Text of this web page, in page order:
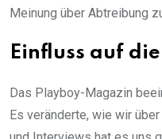
Meinung über Abtreibung
Einfluss auf
Das Playboy-Magazin
Es veränderte, wie wir über